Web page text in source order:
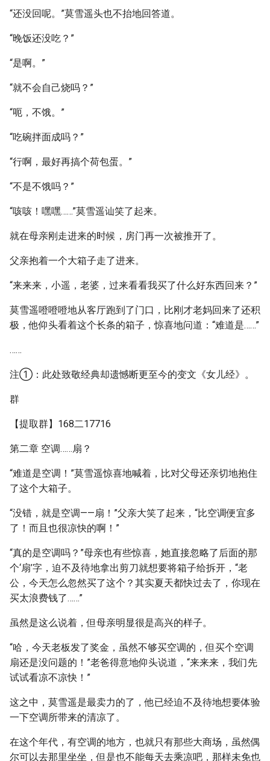
“还没回呢。”莫雪遥头也不抬地回答道。
“晚饭还没吃？”
“是啊。”
“就不会自己烧吗？”
“呃，不饿。”
“吃碗拌面成吗？”
“行啊，最好再搞个荷包蛋。”
“不是不饿吗？”
“咳咳！嘿嘿……”莫雪遥讪笑了起来。
就在母亲刚走进来的时候，房门再一次被推开了。
父亲抱着一个大箱子走了进来。
“来来来，小遥，老婆，过来看看我买了什么好东西回来？”
莫雪遥噔噔噔地从客厅跑到了门口，比刚才老妈回来了还积
极，他仰头看着这个长条的箱子，惊喜地问道：“难道是……”
……
注①：此处致敬经典却遗憾断更至今的变文《女儿经》。
群
【提取群】168二17716
第二章 空调……扇？
“难道是空调！”莫雪遥惊喜地喊着，比对父母还亲切地抱住
了这个大箱子。
“没错，就是空调——扇！”父亲大笑了起来，“比空调便宜多
了！而且也很凉快的啊！”
“真的是空调吗？”母亲也有些惊喜，她直接忽略了后面的那
个‘扇’字，迫不及待地拿出剪刀就想要将箱子给拆开，“老
公，今天怎么忽然买了这个？其实夏天都快过去了，你现在
买太浪费钱了……”
虽然是这么说着，但母亲明显很是高兴的样子。
“哈，今天老板发了奖金，虽然不够买空调的，但买个空调
扇还是没问题的！”老爸得意地仰头说道，“来来来，我们先
试试看凉不凉快！”
这之中，莫雪遥是最卖力的了，他已经迫不及待地想要体验
一下空调所带来的清凉了。
在这个年代，有空调的地方，也就只有那些大商场，虽然偶
尔可以去那里坐坐，但是也不能每天去乘凉吧，那样未免也